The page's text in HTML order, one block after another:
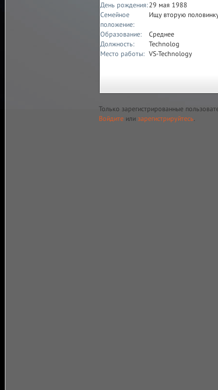
День рождения:29 мая 1988
Семейное
положение:
Ищу вторую
Образование:
Среднее
Должность:
Technolog
Место работы: VS-Technology
Только зарегистрированные
Войдите или зарегистрируйтесь.